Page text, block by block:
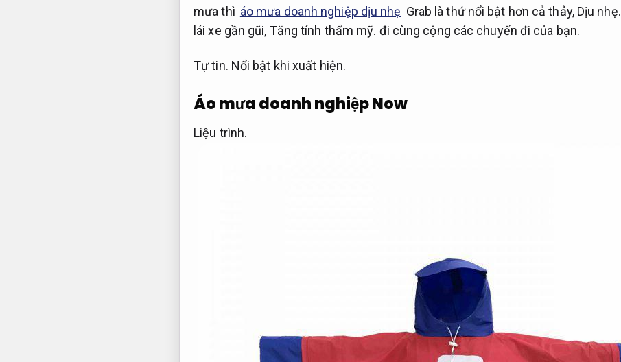
mưa thì áo mưa doanh nghiệp dịu nhẹ Grab là thứ nổi bật hơn cả thảy, Dịu nhẹ.
lái xe gần gũi, Tăng tính thẩm mỹ. đi cùng cộng các chuyến đi của bạn.
Tự tin. Nổi bật khi xuất hiện.
Áo mưa doanh nghiệp Now
Liệu trình.